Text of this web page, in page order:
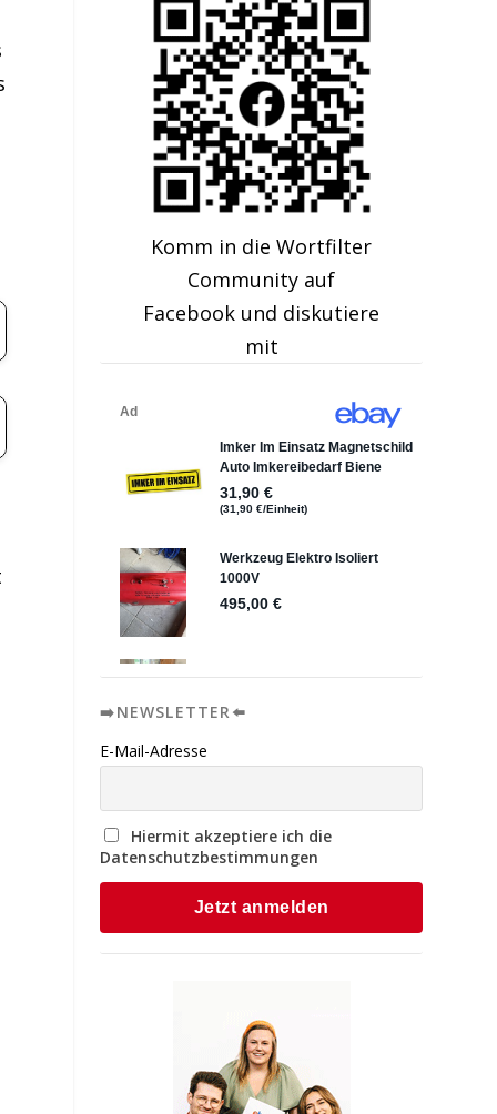
Komm in die Wortfilter
Community auf
Facebook und diskutiere
mit
➡️NEWSLETTER⬅️
E-Mail-Adresse
Hiermit akzeptiere ich die
Datenschutzbestimmungen